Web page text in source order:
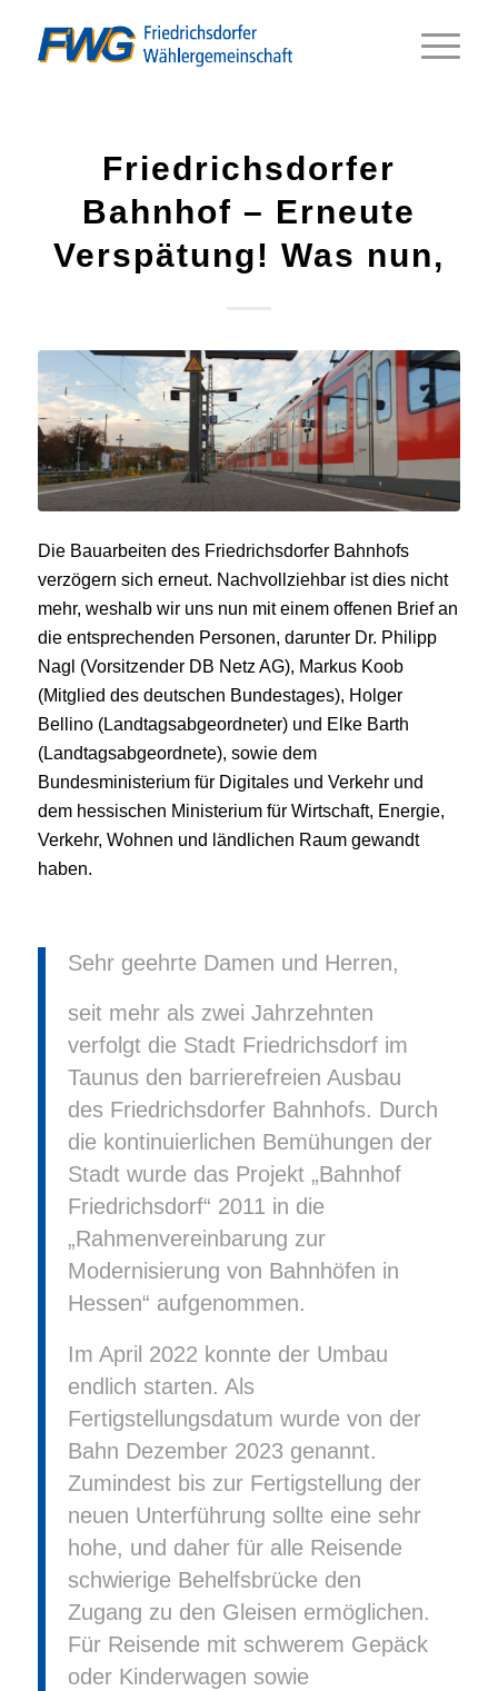
Friedrichsdorfer
Bahnhof – Erneute
Verspätung! Was nun,
Die Bauarbeiten des Friedrichsdorfer Bahnhofs
verzögern sich erneut. Nachvollziehbar ist dies nicht
mehr, weshalb wir uns nun mit einem offenen Brief an
die entsprechenden Personen, darunter Dr. Philipp
Nagl (Vorsitzender DB Netz AG), Markus Koob
(Mitglied des deutschen Bundestages), Holger
Bellino (Landtagsabgeordneter) und Elke Barth
(Landtagsabgeordnete), sowie dem
Bundesministerium für Digitales und Verkehr und
dem hessischen Ministerium für Wirtschaft, Energie,
Verkehr, Wohnen und ländlichen Raum gewandt
haben.
Sehr geehrte Damen und Herren,
seit mehr als zwei Jahrzehnten
verfolgt die Stadt Friedrichsdorf im
Taunus den barrierefreien Ausbau
des Friedrichsdorfer Bahnhofs. Durch
die kontinuierlichen Bemühungen der
Stadt wurde das Projekt „Bahnhof
Friedrichsdorf“ 2011 in die
„Rahmenvereinbarung zur
Modernisierung von Bahnhöfen in
Hessen“ aufgenommen.
Im April 2022 konnte der Umbau
endlich starten. Als
Fertigstellungsdatum wurde von der
Bahn Dezember 2023 genannt.
Zumindest bis zur Fertigstellung der
neuen Unterführung sollte eine sehr
hohe, und daher für alle Reisende
schwierige Behelfsbrücke den
Zugang zu den Gleisen ermöglichen.
Für Reisende mit schwerem Gepäck
oder Kinderwagen sowie